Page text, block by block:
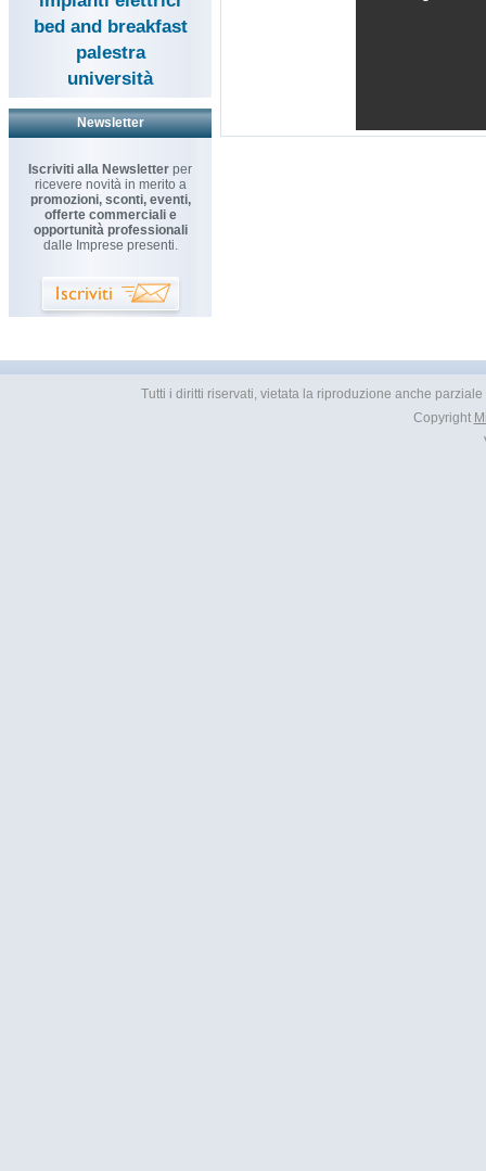
bed and breakfast
palestra
università
Newsletter
Iscriviti alla Newsletter per
ricevere novità in merito a
promozioni, sconti, eventi,
offerte commerciali e
opportunità professionali
dalle Imprese presenti.
Tutti i diritti riservati, vietata la riproduzione anche
Copyright